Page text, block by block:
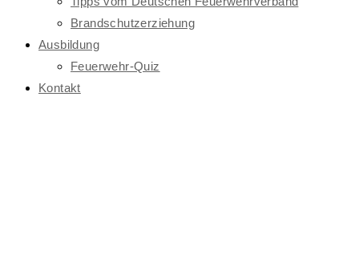
Brandschutzerziehung
Ausbildung
Feuerwehr-Quiz
Kontakt